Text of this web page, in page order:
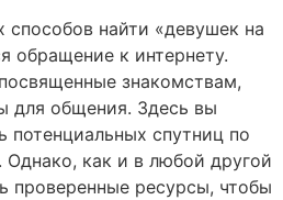
найти «девушек на
обращение к интернету.
знакомствам,
для общения. Здесь вы
потенциальных спутниц по
как и в любой другой
проверенные ресурсы, чтобы